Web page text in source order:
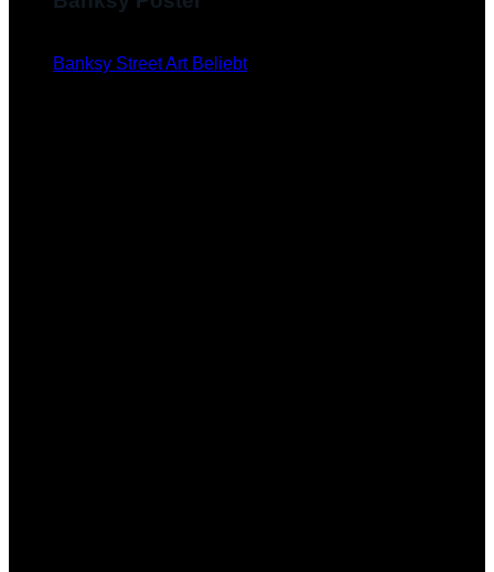
Banksy Street Art